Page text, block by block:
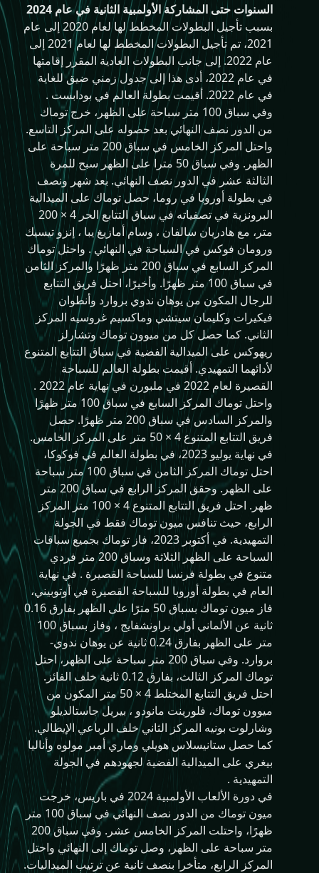
السنوات حتى المشاركة الأولمبية الثانية في عام 2024
بسبب تأجيل البطولات المخطط لها لعام 2020 إلى عام
2021، تم تأجيل البطولات المخطط لها لعام 2021 إلى
عام 2022. إلى جانب البطولات العادية المقرر إقامتها
في عام 2022، أدى هذا إلى جدول زمني ضيق للغاية
في عام 2022. أقيمت بطولة العالم في بودابست .
وفي سباق 100 متر سباحة على الظهر، خرج توماك
من الدور نصف النهائي بعد حصوله على المركز التاسع.
واحتل المركز الخامس في سباق 200 متر سباحة على
الظهر. وفي سباق 50 مترا على الظهر سبح للمرة
الثالثة عشر في الدور نصف النهائي. بعد شهر ونصف
في بطولة أوروبا في روما، حصل توماك على الميدالية
البرونزية في تصفياته في سباق التتابع الحر 4 × 200
متر، مع هادريان سالفان ، وسام أمازيغ يبا ، إنزو تيسيك
ورومان فوكس في السباحة في النهائي . واحتل توماك
المركز السابع في سباق 200 متر ظهرًا والمركز الثامن
في سباق 100 متر ظهرًا. وأخيرًا، احتل فريق التتابع
للرجال المكون من يوهان ندوي بروارد وأنطوان
فيكيرات وكليمان سيتشي وماكسيم غروسيه المركز
الثاني. كما حصل كل من ميوون توماك وتشارلز
ريهوكس على الميدالية الفضية في سباق التتابع المتنوع
لأدائهما التمهيدي. أقيمت بطولة العالم للسباحة
القصيرة لعام 2022 في ملبورن في نهاية عام 2022 .
واحتل توماك المركز السابع في سباق 100 متر ظهرًا
والمركز السادس في سباق 200 متر ظهرًا. حصل
فريق التتابع المتنوع 4 × 50 متر على المركز الخامس.
في نهاية يوليو 2023، في بطولة العالم في فوكوكا،
احتل توماك المركز الثامن في سباق 100 متر سباحة
على الظهر. وحقق المركز الرابع في سباق 200 متر
ظهر. احتل فريق التتابع المتنوع 4 × 100 متر المركز
الرابع، حيث تنافس ميون توماك فقط في الجولة
التمهيدية. في أكتوبر 2023، فاز توماك بجميع سباقات
السباحة على الظهر الثلاثة وسباق 200 متر فردي
متنوع في بطولة فرنسا للسباحة القصيرة . في نهاية
العام في بطولة أوروبا للسباحة القصيرة في أوتوبيني،
فاز ميون توماك بسباق 50 مترًا على الظهر بفارق 0.16
ثانية عن الألماني أولي براونشفايج ، وفاز بسباق 100
متر على الظهر بفارق 0.24 ثانية عن يوهان ندوي-
بروارد. وفي سباق 200 متر سباحة على الظهر، احتل
توماك المركز الثالث، بفارق 0.12 ثانية خلف الفائز.
احتل فريق التتابع المختلط 4 × 50 متر المكون من
ميوون توماك، فلورينت مانودو ، بيريل جاستالديلو
وشارلوت بونيه المركز الثاني خلف الرباعي الإيطالي.
كما حصل ستانيسلاس هويلي وماري أمبر مولوه وأناليا
بيغري على الميدالية الفضية لجهودهم في الجولة
التمهيدية .
في دورة الألعاب الأولمبية 2024 في باريس، خرجت
ميون توماك من الدور نصف النهائي في سباق 100 متر
ظهرًا، واحتلت المركز الخامس عشر. وفي سباق 200
متر سباحة على الظهر، وصل توماك إلى النهائي واحتل
المركز الرابع، متأخرا بنصف ثانية عن ترتيب الميداليات.